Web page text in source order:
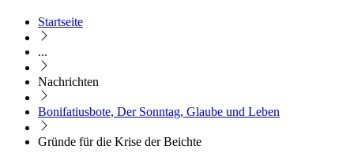
Startseite
...
Nachrichten
Bonifatiusbote, Der Sonntag, Glaube und Leben
Gründe für die Krise der Beichte